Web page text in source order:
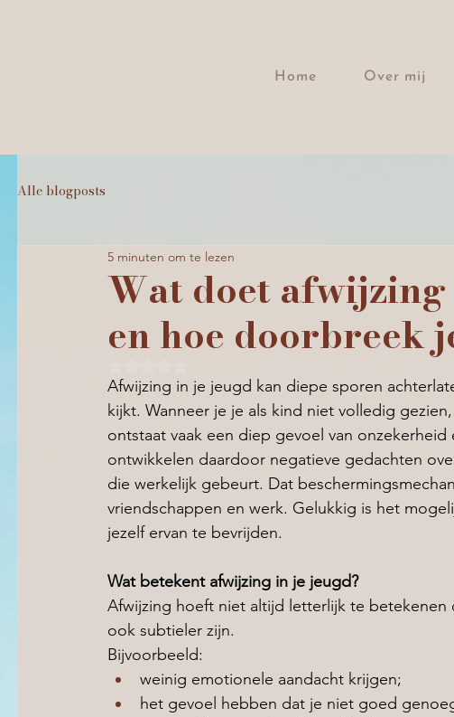
Home Over mij
Alle blogposts
Wat doet
en hoe doorbreek
5 minuten om te lezen
Afwijzing in je jeugd kan diepe sporen
kijkt. Wanneer je je als kind niet volledig
ontstaat vaak een diep gevoel van
ontwikkelen daardoor negatieve gedachten
die werkelijk gebeurt. Dat
vriendschappen en werk. Gelukkig is het
jezelf ervan te bevrijden.
Wat betekent afwijzing in je jeugd?
Afwijzing hoeft niet altijd letterlijk te
ook subtieler zijn.
Bijvoorbeeld:
weinig emotionele aandacht krijgen;
het gevoel hebben dat je niet goed